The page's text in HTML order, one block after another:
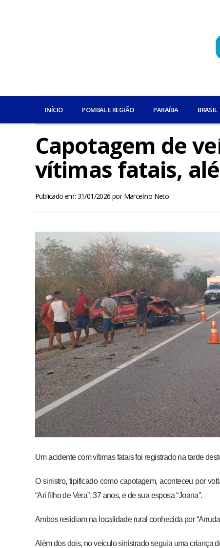
INÍCIO POMBAL E REGIÃO PARAÍBA BRASIL
Capotagem de
vítimas fatais,
Publicado em: 31/01/2026 porMarcelino Neto
Um acidente com vítimas fatais foi registrado na tarde
O sinistro, tipificado como capotagem, aconteceu por
“Ari filho de Vera”, 37 anos, e de sua esposa “Joana”.
Ambos residiam na localidade rural conhecida por
Além dos dois, no veículo sinistrado seguia uma criança